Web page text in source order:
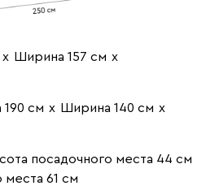
Голубой
х Ширина 157 см х
190 см х Ширина 140 см х
посадочного места 44 см
места 61 см